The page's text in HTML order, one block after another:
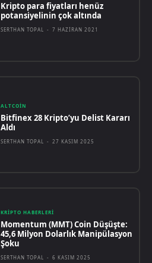
Kripto para fiyatları henüz
potansiyelinin çok altında
SERTHAN TOPAL - 7 HAZIRAN 2021
ALTCOIN
Bitfinex 28 Kripto’yu Delist Kararı
Aldı
SERTHAN TOPAL - 27 KASIM 2025
KRIPTO HABERLERI
Momentum (MMT) Coin Düşüşte:
45,6 Milyon Dolarlık Manipülasyon
Şoku
SERTHAN TOPAL - 6 KASIM 2025